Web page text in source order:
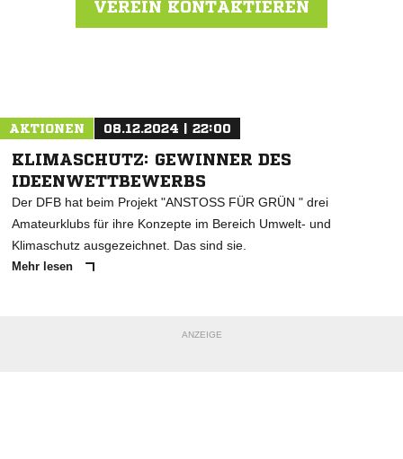
VEREIN KONTAKTIEREN
AKTIONEN 08.12.2024 | 22:00
KLIMASCHUTZ: GEWINNER DES
IDEENWETTBEWERBS
Der DFB hat beim Projekt "ANSTOSS FÜR GRÜN " drei
Amateurklubs für ihre Konzepte im Bereich Umwelt- und
Klimaschutz ausgezeichnet. Das sind sie.
Mehr lesen
ANZEIGE